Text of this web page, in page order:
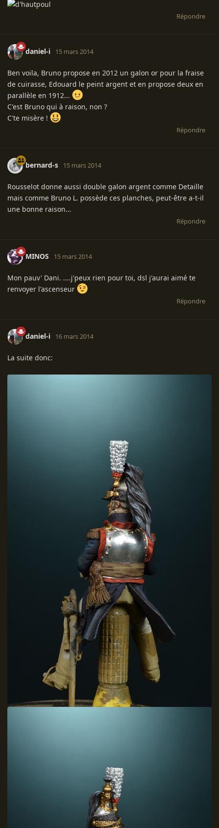
Répondre
daniel-i 15 mars 2014
Ben voila, Bruno propose en 2012 un galon or pour la fraise
de cuirasse, Edouard le peint argent et en propose deux en
parallèle en 1912...
C'est Bruno qui à raison, non ?
C'te misère !
Répondre
bernard-s 15 mars 2014
Rousselot donne aussi double galon argent comme Detaille
mais comme Bruno L. possède ces planches, peut-être a-t-il
une bonne raison...
Répondre
MINOS 15 mars 2014
Mon pauv' Dani. ....j'peux rien pour toi, dsl j'aurai aimé te
renvoyer l'ascenseur
Répondre
daniel-i 16 mars 2014
La suite donc: